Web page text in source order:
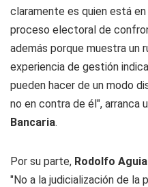
claramente es quien está
proceso electoral de
además porque muestra un
experiencia de gestión
pueden hacer de un modo
no en contra de él", arranca
Bancaria.
Por su parte, Rodolfo
"No a la judicialización de la